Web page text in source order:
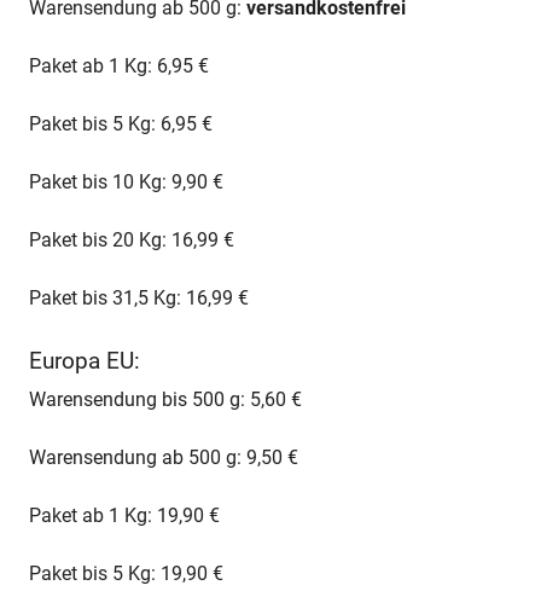
Warensendung ab 500 g: versandkostenfrei
Paket ab 1 Kg: 6,95 €
Paket bis 5 Kg: 6,95 €
Paket bis 10 Kg: 9,90 €
Paket bis 20 Kg: 16,99 €
Paket bis 31,5 Kg: 16,99 €
Europa EU:
Warensendung bis 500 g: 5,60 €
Warensendung ab 500 g: 9,50 €
Paket ab 1 Kg: 19,90 €
Paket bis 5 Kg: 19,90 €